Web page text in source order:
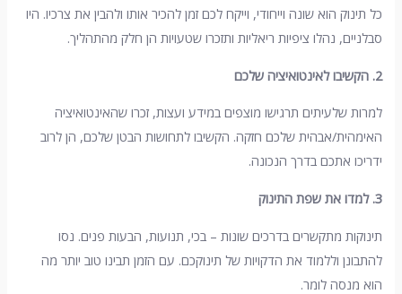
כל תינוק הוא שונה וייחודי, וייקח לכם זמן להכיר אותו ולהבין את צרכיו. היו
סבלניים, נהלו ציפיות ריאליות ותזכרו שטעויות הן חלק מהתהליך.
2. הקשיבו לאינטואיציה שלכם
למרות שלעיתים תרגישו מוצפים במידע ועצות, זכרו שהאינטואיציה
האימהית/אבהית שלכם חזקה. הקשיבו לתחושות הבטן שלכם, הן לרוב
ידריכו אתכם בדרך הנכונה.
3. למדו את שפת התינוק
תינוקות מתקשרים בדרכים שונות – בכי, תנועות, הבעות פנים. נסו
להתבונן וללמוד את הדקויות של תינוקכם. עם הזמן תבינו טוב יותר מה
הוא מנסה לומר.